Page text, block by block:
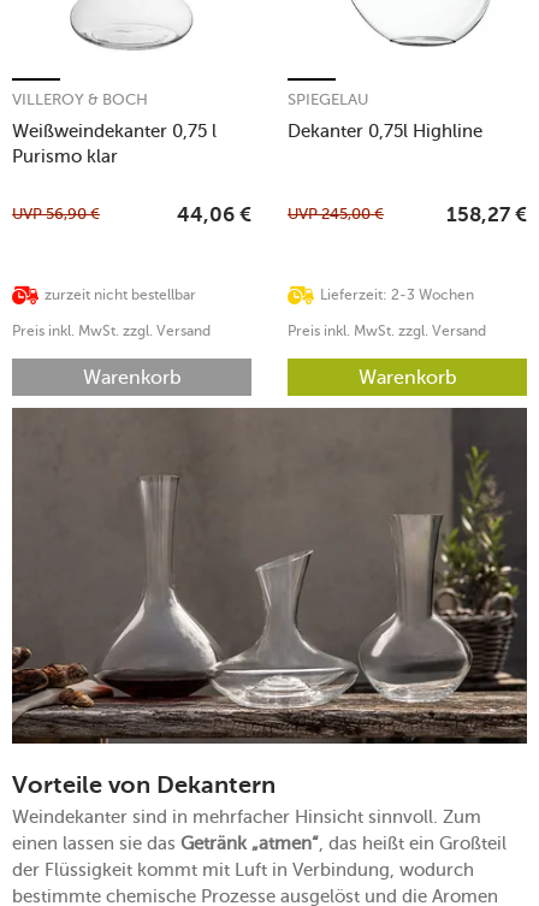
Weißweindekanter 0,75 l
Purismo klar
VILLEROY & BOCH
zurzeit nicht bestellbar
UVP56,90 € 44,06 €
Preis inkl. MwSt. zzgl. Versand
Warenkorb
Dekanter 0,75l Highline
SPIEGELAU
Lieferzeit: 2-3 Wochen
UVP245,00 € 158,27 €
Preis inkl. MwSt. zzgl. Versand
Warenkorb
Vorteile von Dekantern
Weindekanter sind in mehrfacher Hinsicht sinnvoll. Zum
einen lassen sie das Getränk „atmen“ , das heißt ein Großteil
der Flüssigkeit kommt mit Luft in Verbindung, wodurch
bestimmte chemische Prozesse ausgelöst und die Aromen